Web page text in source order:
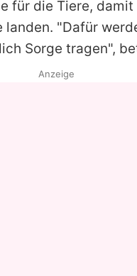
für die Tiere,
landen. "Dafür
Sorge tragen",
Anzeige